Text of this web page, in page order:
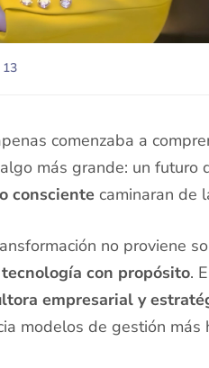
13
comenzaba a
más grande: un futuro
consciente caminaran de
no proviene
tecnología con propósito.
empresarial y
modelos de gestión más